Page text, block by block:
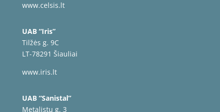
www.celsis.lt
UAB “Iris”
Tilžės g. 9C
LT-78291 Šiauliai
www.iris.lt
UAB “Sanistal”
Metalistų g. 3